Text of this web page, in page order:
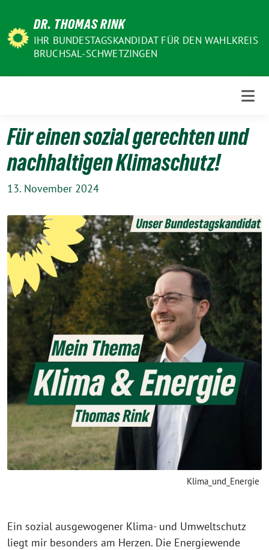
Inhalt
DR. THOMAS RINK
IHR BUNDESTAGSKANDIDAT FÜR DEN WAHLKREIS
BRUCHSAL-SCHWETZINGEN
Für einen sozial gerechten und
nachhaltigen Klimaschutz!
13. November 2024
Klima_und_Energie
Ein sozial ausgewogener Klima- und Umweltschutz
liegt mir besonders am Herzen. Die Energiewende